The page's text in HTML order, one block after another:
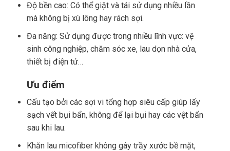
Độ bền cao: Có thể giặt và tái sử dụng nhiều lần
mà không bị xù lông hay rách sợi.
Đa năng: Sử dụng được trong nhiều lĩnh vực: vệ
sinh công nghiệp, chăm sóc xe, lau dọn nhà cửa,
thiết bị điện tử…
Ưu điểm
Cấu tạo bởi các sợi vi tổng hợp siêu cấp giúp lấy
sạch vết bụi bẩn, không để lại bụi hay các vệt bẩn
sau khi lau.
Khăn lau micofiber không gây trầy xước bề mặt,